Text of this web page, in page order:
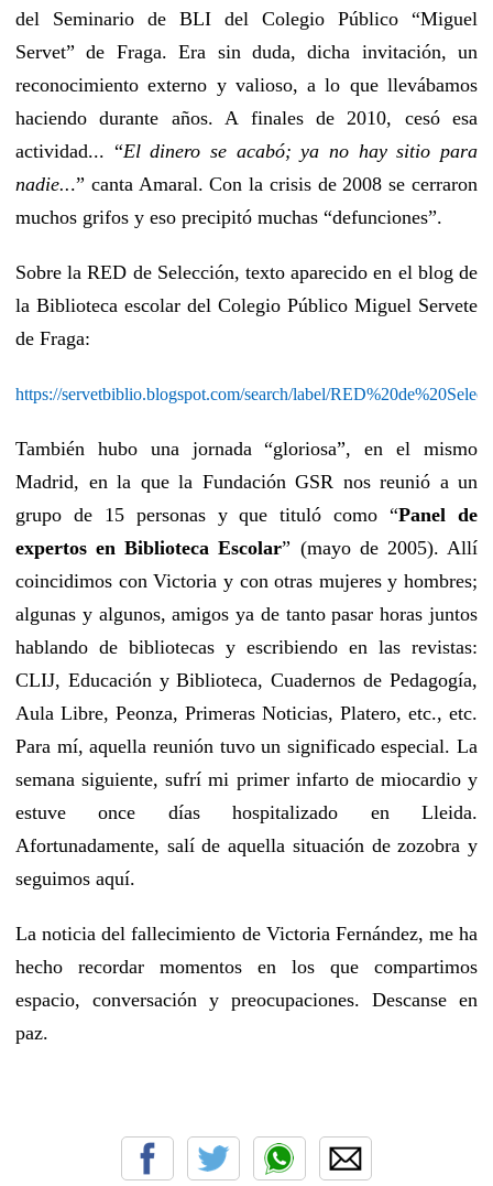
del Seminario de BLI del Colegio Público “Miguel
Servet” de Fraga. Era sin duda, dicha invitación, un
reconocimiento externo y valioso, a lo que llevábamos
haciendo durante años. A finales de 2010, cesó esa
actividad... “El dinero se acabó; ya no hay sitio para
nadie...” canta Amaral. Con la crisis de 2008 se cerraron
muchos grifos y eso precipitó muchas “defunciones”.
Sobre la RED de Selección, texto aparecido en el blog de
la Biblioteca escolar del Colegio Público Miguel Servete
de Fraga:
https://servetbiblio.blogspot.com/search/label/
También hubo una jornada “gloriosa”, en el mismo
Madrid, en la que la Fundación GSR nos reunió a un
grupo de 15 personas y que tituló como “Panel de
expertos en Biblioteca Escolar” (mayo de 2005). Allí
coincidimos con Victoria y con otras mujeres y hombres;
algunas y algunos, amigos ya de tanto pasar horas juntos
hablando de bibliotecas y escribiendo en las revistas:
CLIJ, Educación y Biblioteca, Cuadernos de Pedagogía,
Aula Libre, Peonza, Primeras Noticias, Platero, etc., etc.
Para mí, aquella reunión tuvo un significado especial. La
semana siguiente, sufrí mi primer infarto de miocardio y
estuve once días hospitalizado en Lleida.
Afortunadamente, salí de aquella situación de zozobra y
seguimos aquí.
La noticia del fallecimiento de Victoria Fernández, me ha
hecho recordar momentos en los que compartimos
espacio, conversación y preocupaciones. Descanse en
paz.